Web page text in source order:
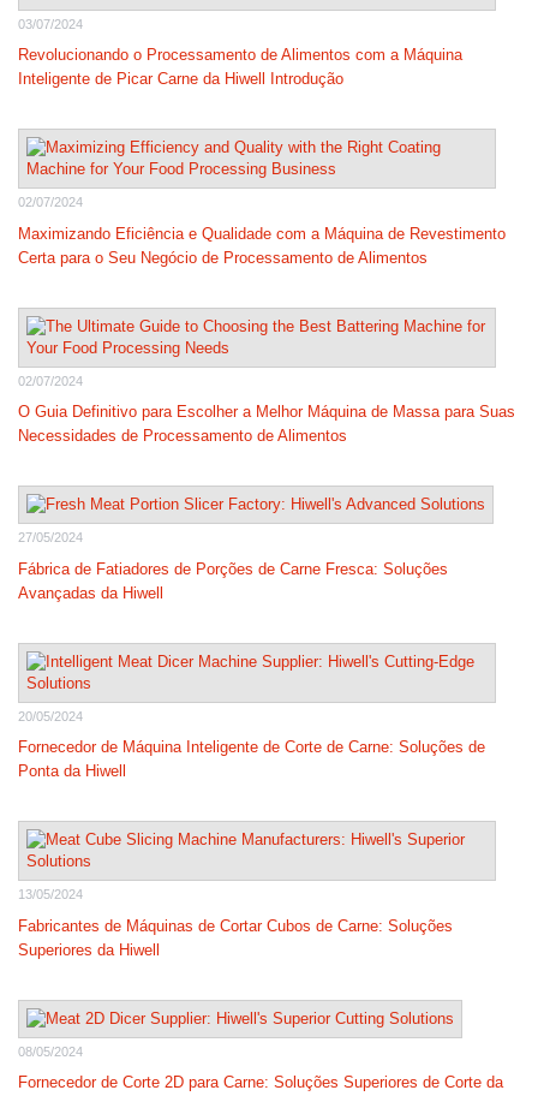
03/07/2024
Revolucionando o Processamento de Alimentos com a Máquina
Inteligente de Picar Carne da Hiwell Introdução
02/07/2024
Maximizando Eficiência e Qualidade com a Máquina de Revestimento
Certa para o Seu Negócio de Processamento de Alimentos
02/07/2024
O Guia Definitivo para Escolher a Melhor Máquina de Massa para Suas
Necessidades de Processamento de Alimentos
27/05/2024
Fábrica de Fatiadores de Porções de Carne Fresca: Soluções
Avançadas da Hiwell
20/05/2024
Fornecedor de Máquina Inteligente de Corte de Carne: Soluções de
Ponta da Hiwell
13/05/2024
Fabricantes de Máquinas de Cortar Cubos de Carne: Soluções
Superiores da Hiwell
08/05/2024
Fornecedor de Corte 2D para Carne: Soluções Superiores de Corte da